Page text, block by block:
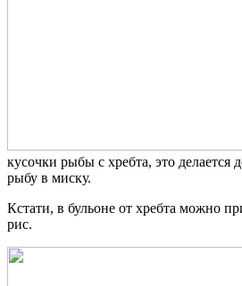
кусочки рыбы с хребта, это делается
рыбу в миску.
Кстати, в бульоне от хребта можно
рис.